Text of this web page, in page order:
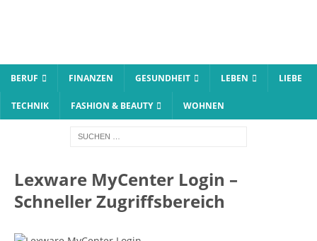
BERUF FINANZEN GESUNDHEIT LEBEN LIEBE
TECHNIK FASHION & BEAUTY WOHNEN
Lexware MyCenter Login –
Schneller Zugriffsbereich